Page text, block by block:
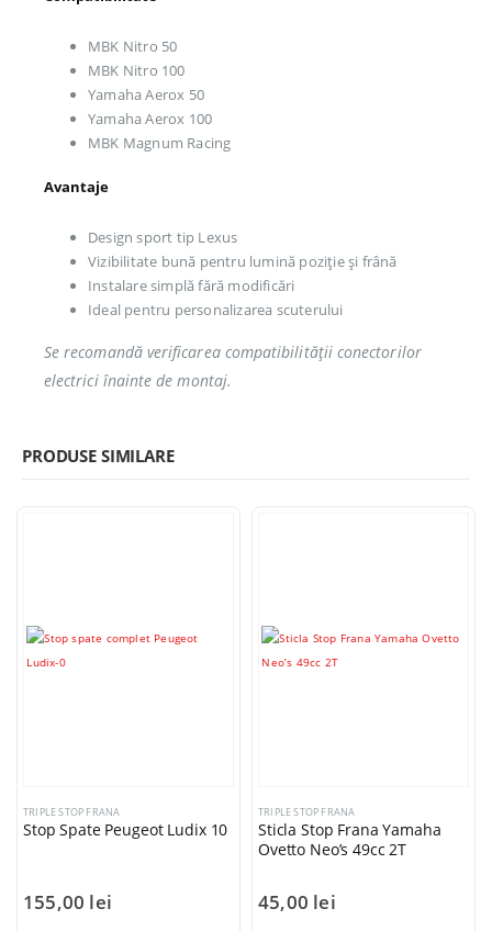
MBK Nitro 50
MBK Nitro 100
Yamaha Aerox 50
Yamaha Aerox 100
MBK Magnum Racing
Avantaje
Design sport tip Lexus
Vizibilitate bună pentru lumină poziție și frână
Instalare simplă fără modificări
Ideal pentru personalizarea scuterului
Se recomandă verificarea compatibilității conectorilor
electrici înainte de montaj.
PRODUSE SIMILARE
TRIPLE STOP FRANA
Stop Spate Peugeot Ludix 10
155,00 lei
TRIPLE STOP FRANA
Sticla Stop Frana Yamaha
Ovetto Neo’s 49cc 2T
45,00 lei